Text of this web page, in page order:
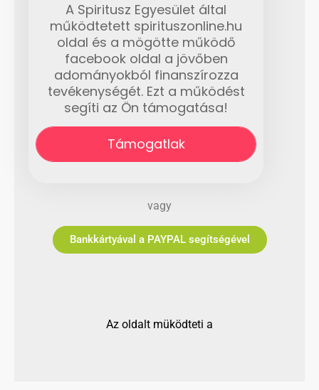
A Spiritusz Egyesület által
működtetett spirituszonline.hu
oldal és a mögötte működő
facebook oldal a jövőben
adományokból finanszírozza
tevékenységét. Ezt a működést
segíti az Ön támogatása!
Támogatlak
vagy
Bankkártyával a PAYPAL segítségével
Az oldalt müködteti a